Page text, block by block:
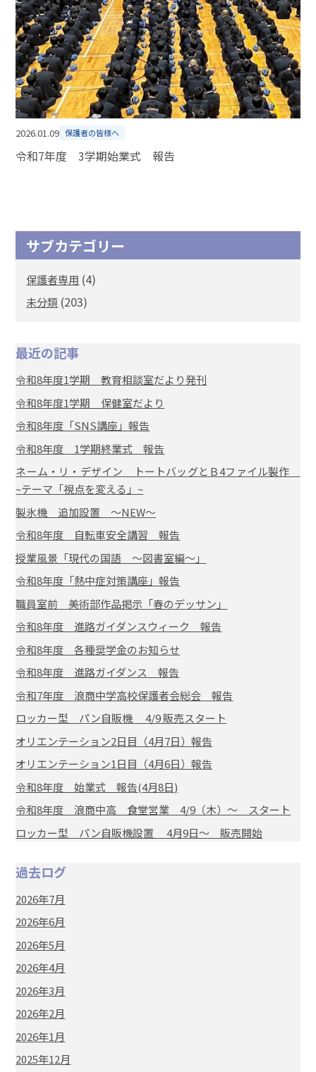
2026.01.09 保護者の皆様へ
令和7年度 3学期始業式 報告
サブカテゴリー
保護者専用 (4)
未分類 (203)
最近の記事
令和8年度1学期 教育相談室だより発刊
令和8年度1学期 保健室だより
令和8年度「SNS講座」報告
令和8年度 1学期終業式 報告
ネーム・リ・デザイン トートバッグとＢ4ファイル製作
~テーマ「視点を変える」~
製氷機 追加設置 ～NEW～
令和8年度 自転車安全講習 報告
授業風景「現代の国語 ～図書室編～」
令和8年度「熱中症対策講座」報告
職員室前 美術部作品掲示「春のデッサン」
令和8年度 進路ガイダンスウィーク 報告
令和8年度 各種奨学金のお知らせ
令和8年度 進路ガイダンス 報告
令和7年度 浪商中学高校保護者会総会 報告
ロッカー型 パン自販機 4/9 販売スタート
オリエンテーション2日目（4月7日）報告
オリエンテーション1日目（4月6日）報告
令和8年度 始業式 報告(4月8日)
令和8年度 浪商中高 食堂営業 4/9（木）～ スタート
ロッカー型 パン自販機設置 4月9日～ 販売開始
過去ログ
2026年7月
2026年6月
2026年5月
2026年4月
2026年3月
2026年2月
2026年1月
2025年12月